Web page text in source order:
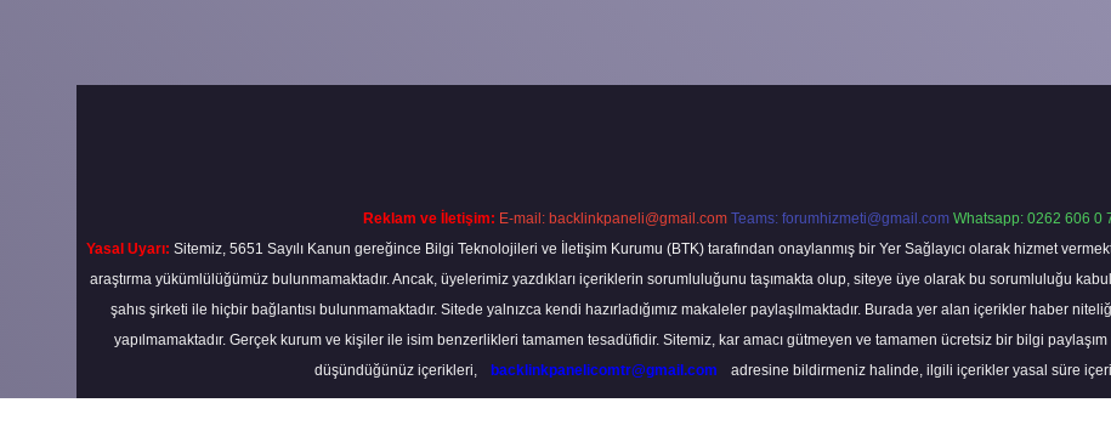
Reklam ve İletişim: E-mail: backlinkpaneli@gmail.com Teams: forumhizmeti@gmail.com Whatsapp: 0262 606 0
Yasal Uyarı: Sitemiz, 5651 Sayılı Kanun gereğince Bilgi Teknolojileri ve İletişim Kurumu (BTK) tarafından onaylanmış bir Yer Sağlayıcı olarak hizmet
araştırma yükümlülüğümüz bulunmamaktadır. Ancak, üyelerimiz yazdıkları içeriklerin sorumluluğunu taşımakta olup, siteye üye olarak bu sorumluluğu
şahıs şirketi ile hiçbir bağlantısı bulunmamaktadır. Sitede yalnızca kendi hazırladığımız makaleler paylaşılmaktadır. Burada yer alan içerikler haber
yapılmamaktadır. Gerçek kurum ve kişiler ile isim benzerlikleri tamamen tesadüfidir. Sitemiz, kar amacı gütmeyen ve tamamen ücretsiz bir bilgi
düşündüğünüz içerikleri,
backlinkpanelicomtr@gmail.com adresine bildirmeniz halinde, ilgili içerikler yasal süre